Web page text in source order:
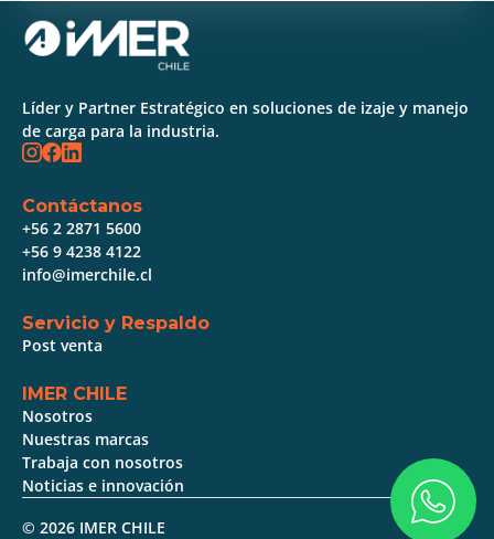
Líder y Partner Estratégico en soluciones de izaje y manejo
de carga para la industria.
Contáctanos
+56 2 2871 5600
+56 9 4238 4122
info@imerchile.cl
Servicio y Respaldo
Post venta
IMER CHILE
Nosotros
Nuestras marcas
Trabaja con nosotros
Noticias e innovación
© 2026 IMER CHILE